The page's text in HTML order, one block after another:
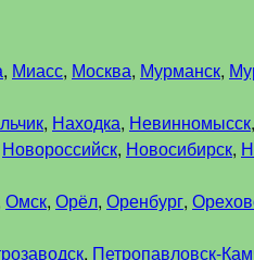
, Миасс, Москва, Мурманск,
, Находка, Невинномысск,
Новороссийск, Новосибирск,
Омск, Орёл, Оренбург,
, Петропавловск-